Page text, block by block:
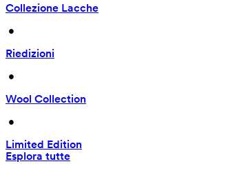
Collezione Lacche
•
Riedizioni
•
Wool Collection
•
Limited Edition
Esplora tutte